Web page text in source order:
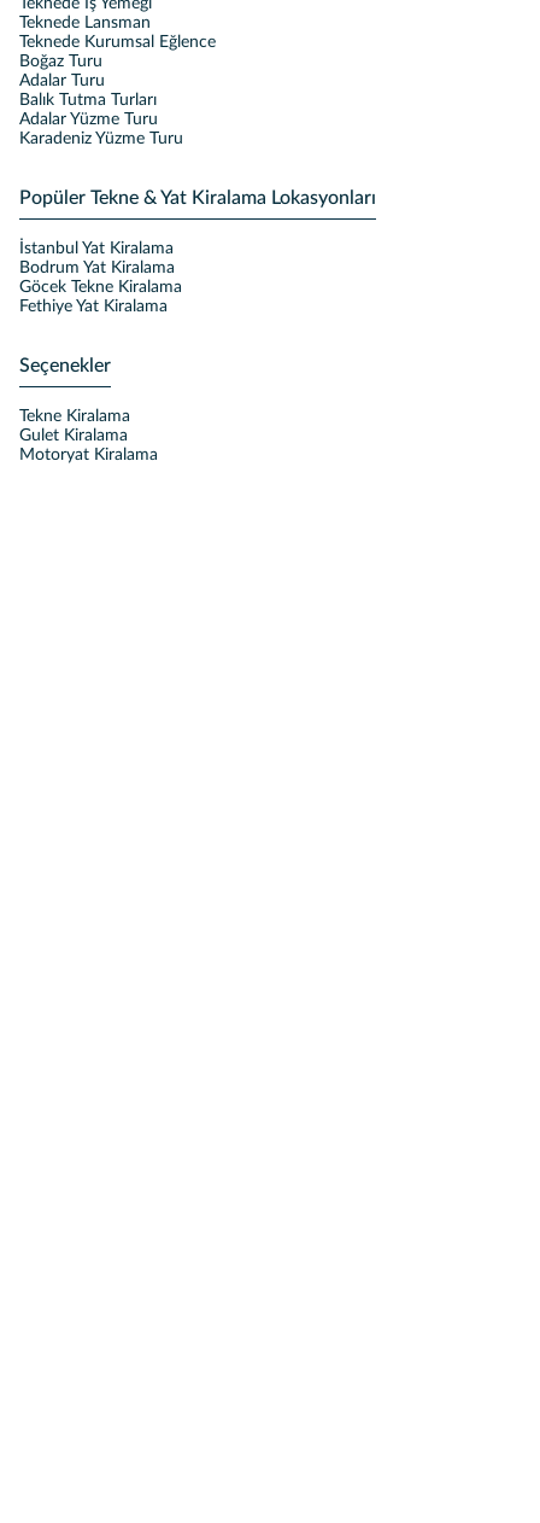
Teknede İş Yemeği
Teknede Lansman
Teknede Kurumsal Eğlence
Boğaz Turu
Adalar Turu
Balık Tutma Turları
Adalar Yüzme Turu
Karadeniz Yüzme Turu
Popüler Tekne & Yat Kiralama Lokasyonları
İstanbul Yat Kiralama
Bodrum Yat Kiralama
Göcek Tekne Kiralama
Fethiye Yat Kiralama
Seçenekler
Tekne Kiralama
Gulet Kiralama
Motoryat Kiralama